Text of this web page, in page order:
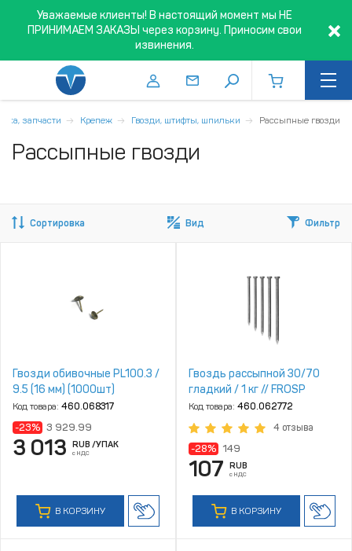
Уважаемые клиенты! В настоящий момент мы НЕ
ПРИНИМАЕМ ЗАКАЗЫ через корзину. Приносим свои
извинения.
запчасти Крепеж Гвозди, штифты, шпильки Рассыпные гвозди
Рассыпные гвозди
Сортировка Вид Фильтр
Гвозди обивочные PL100.3 /
9.5 (16 мм) (1000шт)
Код товара: 460.068317
-23% 3 929.99
3 013 RUB /УПАК
с НДС
В КОРЗИНУ
Гвоздь рассыпной 30/70
гладкий / 1 кг // FROSP
Код товара: 460.062772
4 отзыва
-28% 149
107 RUB
с НДС
В КОРЗИНУ